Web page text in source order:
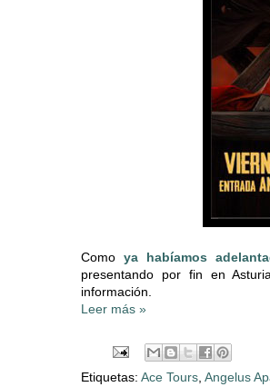
Comoya habíamos
presentando por fin en
información.
Leer más »
Etiquetas: Ace Tours, Angelus